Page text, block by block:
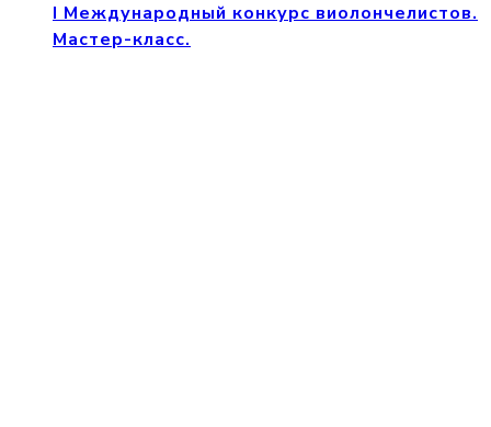
I Международный конкурс виолончелистов.
Мастер-класс.